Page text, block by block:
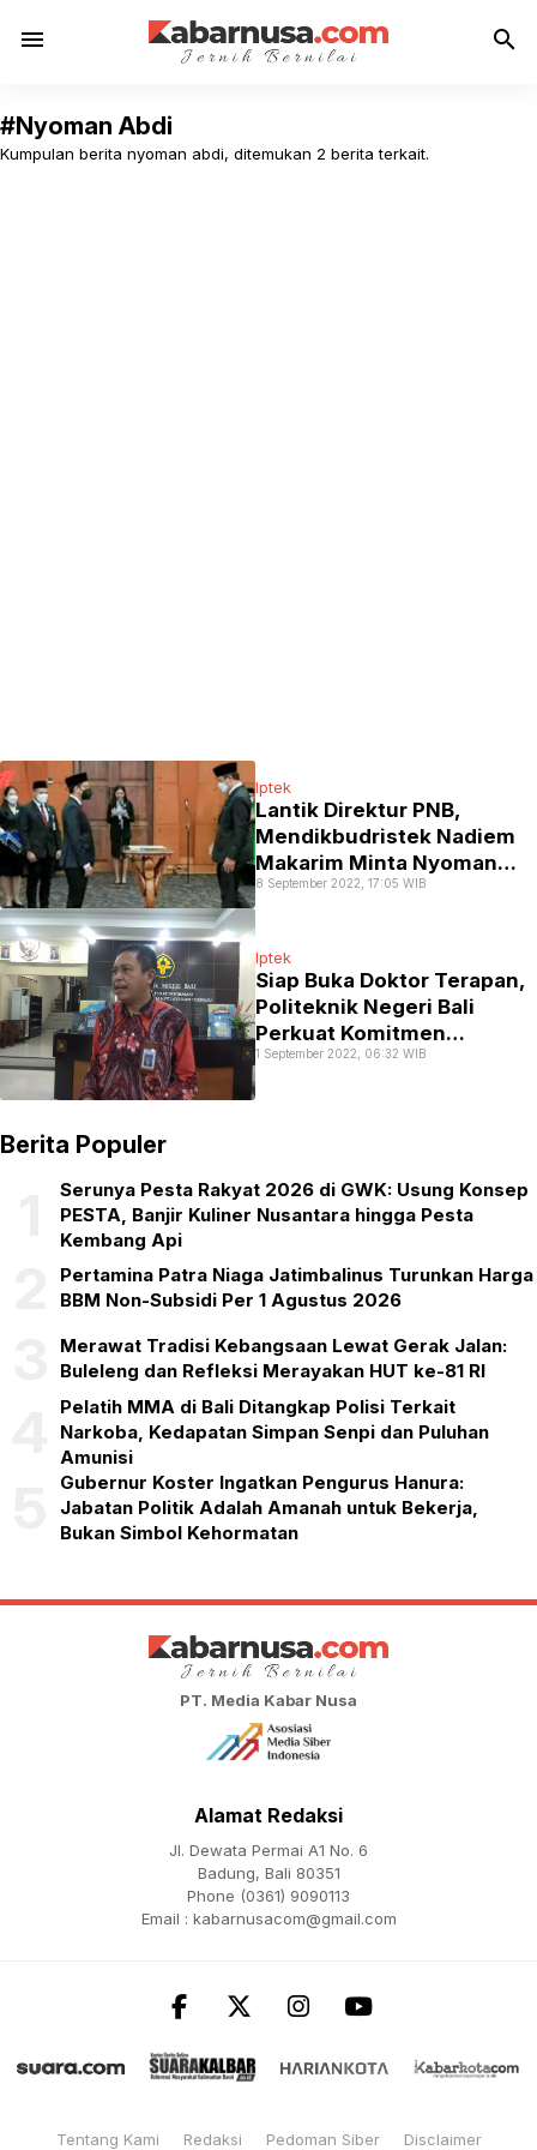
menu search
#Nyoman Abdi
Kumpulan berita nyoman abdi, ditemukan 2 berita terkait.
Iptek
Lantik Direktur PNB,
Mendikbudristek Nadiem
Makarim Minta Nyoman
Abdi Wujudkan Merdeka
8 September 2022, 17:05 WIB
Iptek
Siap Buka Doktor Terapan,
Politeknik Negeri Bali
Perkuat Komitmen
Tingkatkan Pendidikan
1 September 2022, 06:32 WIB
Berita Populer
Serunya Pesta Rakyat 2026 di GWK: Usung Konsep
PESTA, Banjir Kuliner Nusantara hingga Pesta
Kembang Api
Pertamina Patra Niaga Jatimbalinus Turunkan Harga
BBM Non-Subsidi Per 1 Agustus 2026
Merawat Tradisi Kebangsaan Lewat Gerak Jalan:
Buleleng dan Refleksi Merayakan HUT ke-81 RI
Pelatih MMA di Bali Ditangkap Polisi Terkait
Narkoba, Kedapatan Simpan Senpi dan Puluhan
Amunisi
Gubernur Koster Ingatkan Pengurus Hanura:
Jabatan Politik Adalah Amanah untuk Bekerja,
Bukan Simbol Kehormatan
PT. Media Kabar Nusa
Alamat Redaksi
Jl. Dewata Permai A1 No. 6
Badung, Bali 80351
Phone (0361) 9090113
Email : kabarnusacom@gmail.com
Tentang Kami Redaksi Pedoman Siber Disclaimer